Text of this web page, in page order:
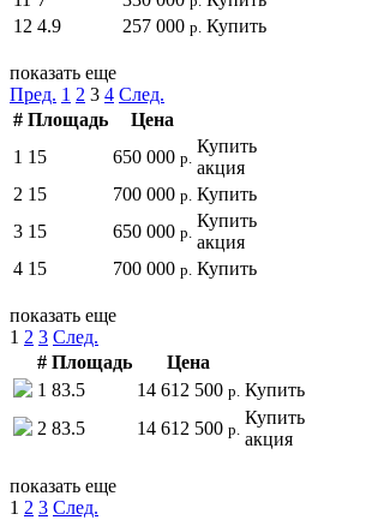
12 4.9 257 000 р. Купить
показать еще
Пред. 1 2 3 4 След.
# Площадь
Цена
1 15 650 000 р.
Купить
акция
2 15 700 000 р. Купить
3 15 650 000 р.
Купить
акция
4 15 700 000 р. Купить
показать еще
1 2 3 След.
# Площадь
Цена
1 83.5 14 612 500 р. Купить
2 83.5 14 612 500 р.
Купить
акция
показать еще
1 2 3 След.